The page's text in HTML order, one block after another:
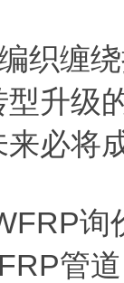
织缠
升级
必将
管